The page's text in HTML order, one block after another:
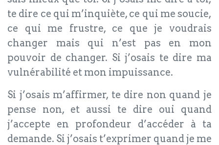
te dire ce qui m’inquiète, ce qui me soucie,
ce qui me frustre, ce que je voudrais
changer mais qui n’est pas en mon
pouvoir de changer. Si j’osais te dire ma
vulnérabilité et mon impuissance.
Si j’osais m’affirmer, te dire non quand je
pense non, et aussi te dire oui quand
j’accepte en profondeur d’accéder à ta
demande. Si j’osais t’exprimer quand je me